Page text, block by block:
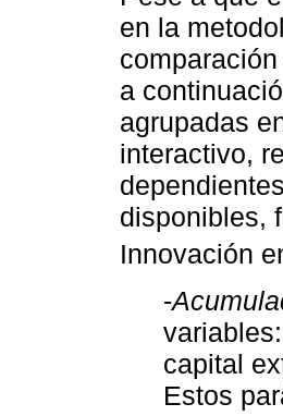
en la
a
agrupadas
interactivo,
disponibles,
Innovación
-
variables:
capital
Estos